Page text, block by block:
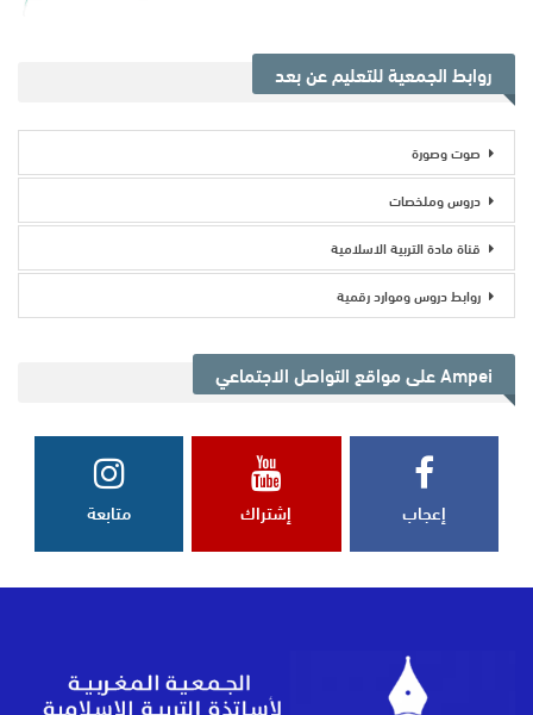
روابط الجمعية للتعليم عن بعد
صوت وصورة
دروس وملخصات
قناة مادة التربية الاسلامية
روابط دروس وموارد رقمية
Ampei على مواقع التواصل الاجتماعي
إعجاب إشتراك متابعة